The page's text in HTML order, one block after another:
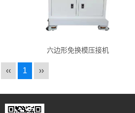
六边形免换模压接机
‹‹ 1 ››